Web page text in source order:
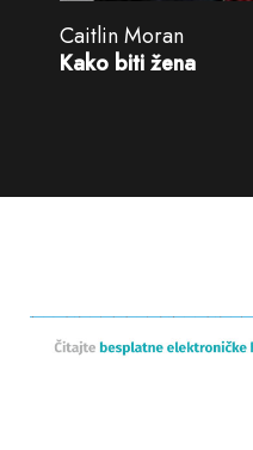
Caitlin Moran
Kako biti žena